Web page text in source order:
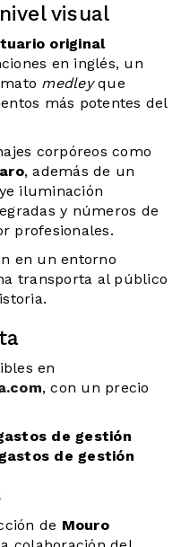
visual
original
en inglés, un
medleyque
más potentes del
corpóreos como
, además de un
iluminación
y números de
profesionales.
en un entorno
transporta al público
en
, con un precio
de gestión
de gestión
de Mouro